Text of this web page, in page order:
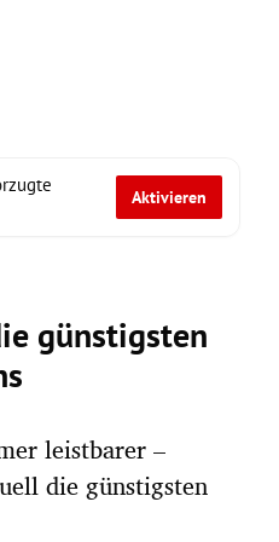
Aktivieren
günstigsten
leistbarer –
die günstigsten